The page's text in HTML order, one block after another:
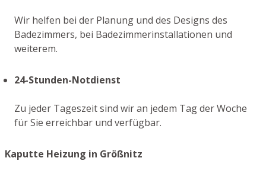
Wir helfen bei der Planung und des Designs des
Badezimmers, bei Badezimmerinstallationen und
weiterem.
24-Stunden-Notdienst
Zu jeder Tageszeit sind wir an jedem Tag der Woche
für Sie erreichbar und verfügbar.
Kaputte Heizung in Größnitz